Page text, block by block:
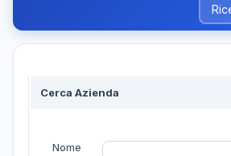
Cerca Azienda
Nome